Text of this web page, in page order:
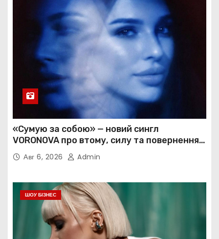
«Сумую за собою» — новий сингл
VORONOVA про втому, силу та повернення
до себе
Авг 6, 2026 Admin
ШОУ БІЗНЕС